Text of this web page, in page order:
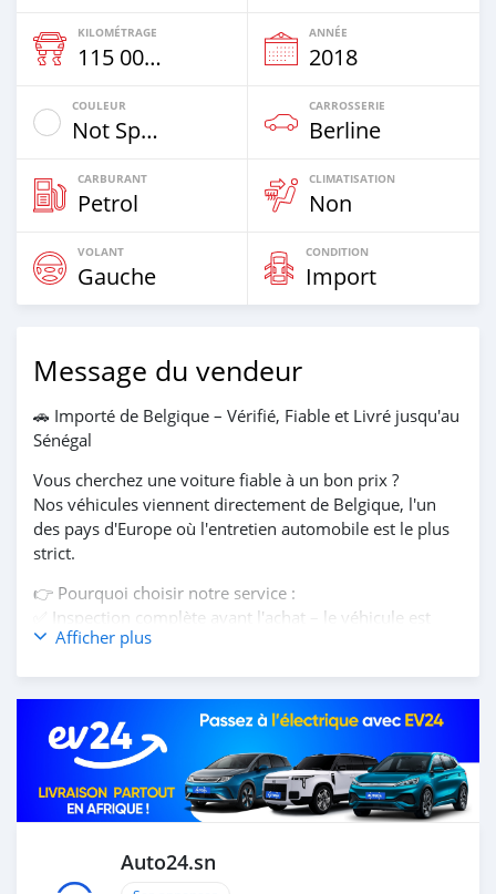
KILOMÉTRAGE
115 000 Km
ANNÉE
2018
COULEUR
Not Specified
CARROSSERIE
Berline
CARBURANT
Petrol
CLIMATISATION
Non
VOLANT
Gauche
CONDITION
Import
Message du vendeur
🚗 Importé de Belgique – Vérifié, Fiable et Livré jusqu'au
Sénégal
Vous cherchez une voiture fiable à un bon prix ?
Nos véhicules viennent directement de Belgique, l'un
des pays d'Europe où l'entretien automobile est le plus
strict.
👉 Pourquoi choisir notre service :
✅ Inspection complète avant l'achat – le véhicule est
contrôlé dans l'un de nos 200 garages partenaires en
✅ Kilométrage garanti avec CarPass – en Belgique, le
kilométrage est contrôlé par un système officiel. Vous
achetez une voiture avec un historique réel, sans fraude
✅ Entretien sérieux – les voitures belges sont suivies
dans des ateliers agréés de la marque ou dans des
✅ Transport et assurance inclus – le véhicule est
expédié par bateau jusqu'au Sénégal et reste assuré
Afficher plus
Auto24.sn